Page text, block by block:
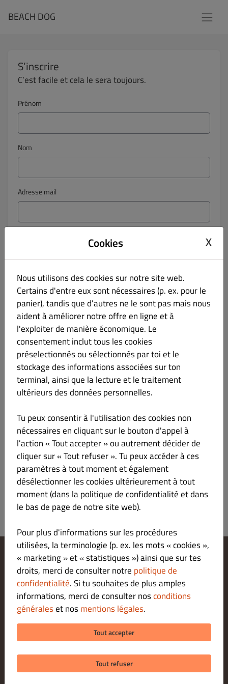
BEACH DOG
S’inscrire
C’est facile et cela le sera toujours.
Prénom
Nom
Adresse mail
Confirmer mot de passe
Téléphone
Aucun
Tenez-moi au courant des offres par courriel.
En cliquant sur « Inscription », vous acceptez les
générales et la Politique de confidentialité
S' enregistrer
Se Connecter
Modifier les paramètres relatifs aux cookies
Contactez-nous
Politique De Confidentialité
Conditions Générales
Legal notice
MODES DE PAIEMENT POUR LE RETRAIT SUR PLACE
Cookies X
Nous utilisons des cookies sur notre site web.
Certains d'entre eux sont nécessaires (p. ex. pour le
panier), tandis que d'autres ne le sont pas mais nous
aident à améliorer notre offre en ligne et à
l'exploiter de manière économique. Le
consentement inclut tous les cookies
préselectionnés ou sélectionnés par toi et le
stockage des informations associées sur ton
terminal, ainsi que la lecture et le traitement
ultérieurs des données personnelles.
Tu peux consentir à l'utilisation des cookies non
nécessaires en cliquant sur le bouton d'appel à
l'action « Tout accepter » ou autrement décider de
cliquer sur « Tout refuser ». Tu peux accéder à ces
paramètres à tout moment et également
désélectionner les cookies ultérieurement à tout
moment (dans la politique de confidentialité et dans
le bas de page de notre site web).
Pour plus d'informations sur les procédures
utilisées, la terminologie (p. ex. les mots « cookies »,
« marketing » et « statistiques ») ainsi que sur tes
droits, merci de consulter notre politique de
confidentialité. Si tu souhaites de plus amples
informations, merci de consulter nosconditions
généraleset nosmentions légales.
Tout accepter
Tout refuser